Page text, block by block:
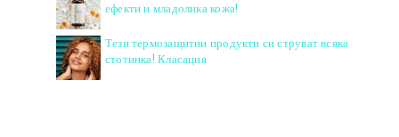
ефекти и младолика кожа!
Тези термозащитни продукти си струват всяка
стотинка! Класация